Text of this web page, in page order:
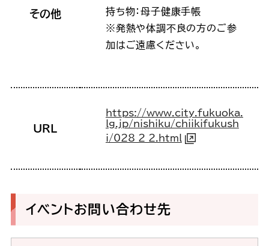
その他
持ち物：母子健康手帳
※発熱や体調不良の方のご参
加はご遠慮ください。
URL
https://www.city.fukuoka.
lg.jp/nishiku/chiikifukush
i/028_2_2.html
イベントお問い合わせ先